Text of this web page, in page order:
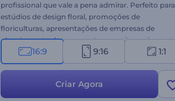
profissional que vale a pena admirar. Perfeito para
estúdios de design floral, promoções de
floriculturas, apresentações de empresas de
planejamento de casamentos e muito mais.
Experimente agora mesmo!
16:9 9:16 1:1
Criar Agora